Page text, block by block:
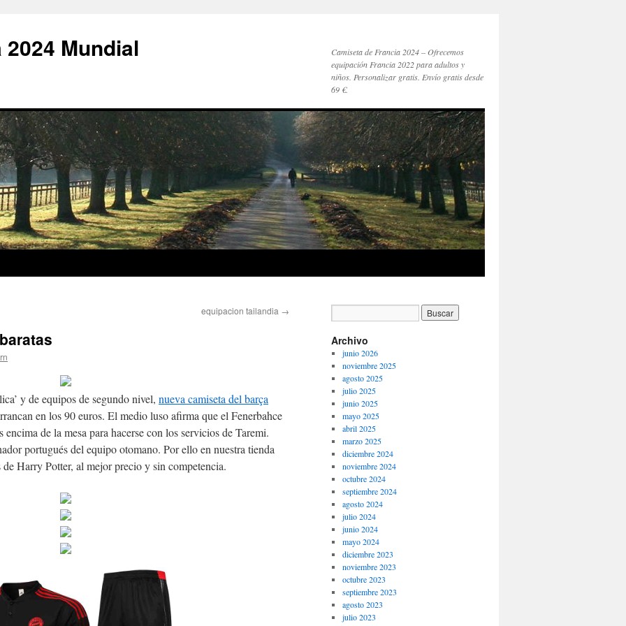
Mundial
Camiseta de Francia 2024 – Ofrecemos
equipación Francia 2022 para adultos y
niños. Personalizar gratis. Envío gratis desde
69 €.
equipacion tailandia →
y de equipos de segundo nivel, nueva camiseta del barça
en los 90 euros. El medio luso afirma que el Fenerbahce
de la mesa para hacerse con los servicios de Taremi.
portugués del equipo otomano. Por ello en nuestra tienda
de Harry Potter, al mejor precio y sin competencia.
Archivo
junio 2026
noviembre 2025
agosto 2025
julio 2025
junio 2025
mayo 2025
abril 2025
marzo 2025
diciembre 2024
noviembre 2024
octubre 2024
septiembre 2024
agosto 2024
julio 2024
junio 2024
mayo 2024
diciembre 2023
noviembre 2023
octubre 2023
septiembre 2023
agosto 2023
julio 2023